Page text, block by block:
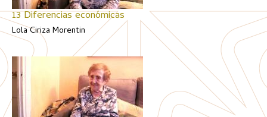
13 Diferencias económicas
Lola Ciriza Morentin